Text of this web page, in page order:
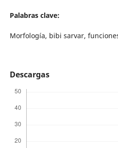
Palabras clave:
Morfología, bibi sarvar,
Descargas